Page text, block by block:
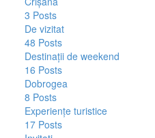
3 Posts
De vizitat
48 Posts
Destinații de weekend
16 Posts
Dobrogea
8 Posts
Experiențe turistice
17 Posts